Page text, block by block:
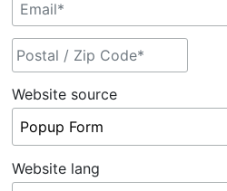
Website source
Website lang